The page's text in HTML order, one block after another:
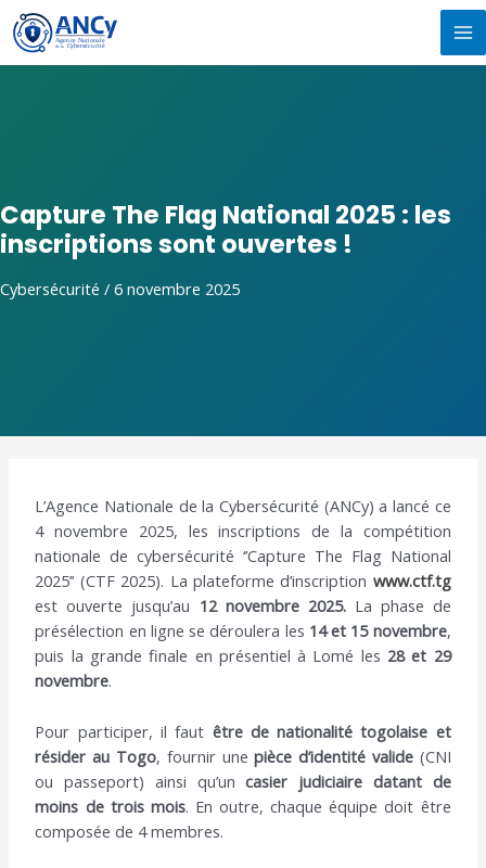
Aller
au
contenu
Capture The Flag National 2025 : les
inscriptions sont ouvertes !
Cybersécurité / 6 novembre 2025
L’Agence Nationale de la Cybersécurité (ANCy) a lancé ce
4 novembre 2025, les inscriptions de la compétition
nationale de cybersécurité ‘’Capture The Flag National
2025’’ (CTF 2025). La plateforme d’inscription www.ctf.tg
est ouverte jusqu’au 12 novembre 2025. La phase de
présélection en ligne se déroulera les 14 et 15 novembre,
puis la grande finale en présentiel à Lomé les 28 et 29
novembre.
Pour participer, il faut être de nationalité togolaise et
résider au Togo, fournir unepièce d’identité valide(CNI
ou passeport) ainsi qu’uncasier judiciaire datant de
moins de trois mois. En outre, chaque équipe doit être
composée de 4 membres.
l’article